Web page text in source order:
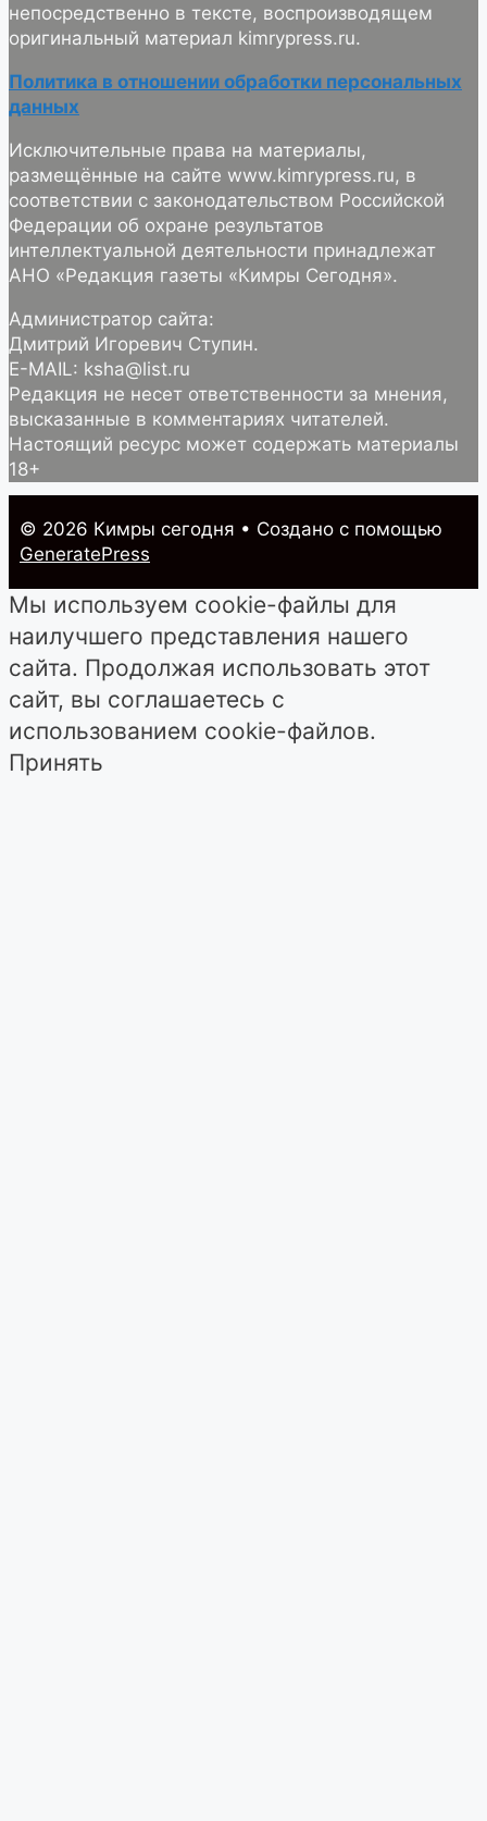
непосредственно в тексте, воспроизводящем
оригинальный материал kimrypress.ru.
Политика в отношении обработки персональных
данных
Исключительные права на материалы,
размещённые на сайте www.kimrypress.ru, в
соответствии с законодательством Российской
Федерации об охране результатов
интеллектуальной деятельности принадлежат
АНО «Редакция газеты «Кимры Сегодня».
Администратор сайта:
Дмитрий Игоревич Ступин.
E-MAIL: ksha@list.ru
Редакция не несет ответственности за мнения,
высказанные в комментариях читателей.
Настоящий ресурс может содержать материалы
18+
© 2026 Кимры cегодня • Создано с помощью
GeneratePress
Мы используем cookie-файлы для
наилучшего представления нашего
сайта. Продолжая использовать этот
сайт, вы соглашаетесь с
использованием cookie-файлов.
Принять